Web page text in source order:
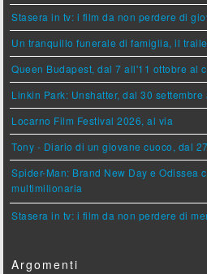
Stasera in tv: i film da non perdere di
Un tranquillo funerale di famiglia, il
Queen Budapest, dal 7 all'11 ottobre al
Linkin Park: Unshatter, dal 30
Locarno Film Festival 2026, al via
Tony - Diario di un giovane cuoco, dal
Spider-Man: Brand New Day e Odissea
multimilionaria
Stasera in tv: i film da non perdere di
Argomenti